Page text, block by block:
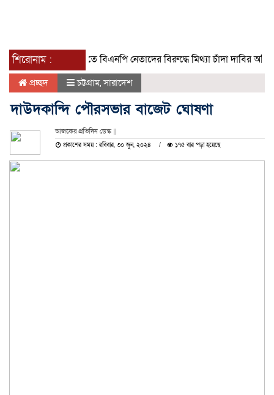
শিরোনাম :গৌরনদীতে বিএনপি নেতাদের বিরুদ্ধে মিথ্যা চাঁদা দাবির অভিযোগের
প্রচ্ছদ চট্টগ্রাম,সারাদেশ
দাউদকান্দি পৌরসভার বাজেট ঘোষণা
আজকের প্রতিদিন ডেস্ক ||
প্রকাশের সময় : রবিবার, ৩০ জুন, ২০২৪ ১৭৫ বার পড়া হয়েছে